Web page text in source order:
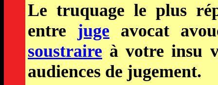
Le truquage le plus
entre juge avocat
soustraire à votre insu
audiences de jugement.